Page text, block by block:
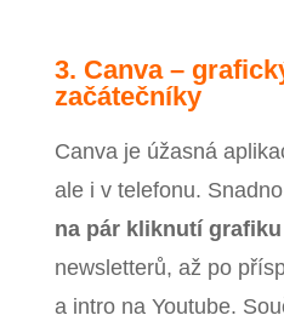
3. Canva –
začátečníky
Canva je úžasná
ale i v telefonu.
na pár kliknutí grafiku
newsletterů, až po
a intro na Youtube.